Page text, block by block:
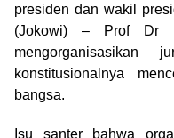
presiden dan wakil
(Jokowi) – Prof Dr
mengorganisasikan
konstitusionalnya
bangsa.
Isu santer bahwa